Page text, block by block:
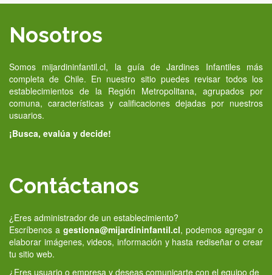
Nosotros
Somos mijardininfantil.cl, la guía de Jardines Infantiles más
completa de Chile. En nuestro sitio puedes revisar todos los
establecimientos de la Región Metropolitana, agrupados por
comuna, características y calificaciones dejadas por nuestros
usuarios.
¡Busca, evalúa y decide!
Contáctanos
¿Eres administrador de un establecimiento?
Escríbenos a gestiona@mijardininfantil.cl, podemos agregar o
elaborar imágenes, videos, información y hasta rediseñar o crear
tu sitio web.
¿Eres usuario o empresa y deseas comunicarte con el equipo de